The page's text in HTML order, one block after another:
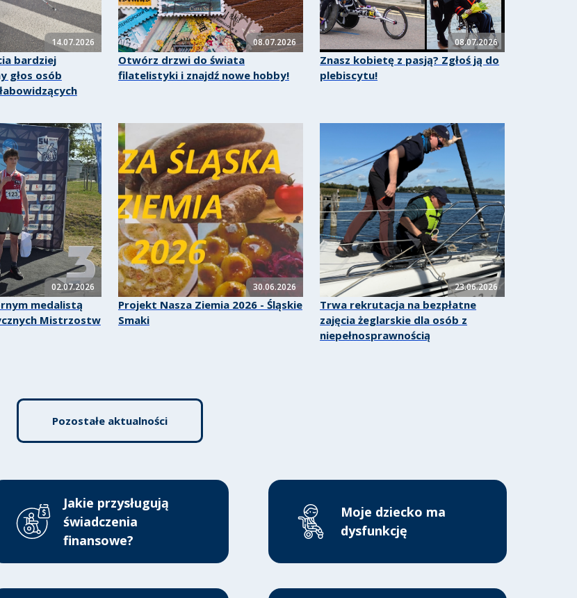
14.07.2026
bardziej
głos osób
08.07.2026
Otwórz drzwi do świata
filatelistyki i znajdź nowe hobby!
08.07.2026
Znasz kobietę z pasją? Zgłoś ją do
plebiscytu!
02.07.2026
medalistą
Mistrzostw
30.06.2026
Projekt Nasza Ziemia 2026 - Śląskie
Smaki
23.06.2026
Trwa rekrutacja na bezpłatne
zajęcia żeglarskie dla osób z
niepełnosprawnością
Pozostałe aktualności
Jakie przysługują
świadczenia
finansowe?
Moje dziecko ma
dysfunkcję